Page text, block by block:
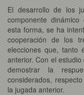
El desarrollo de los
componente
esta forma, se ha
cooperación de los
elecciones que, tanto
anterior. Con el
demostrar la
considerados,
la jugada anterior.